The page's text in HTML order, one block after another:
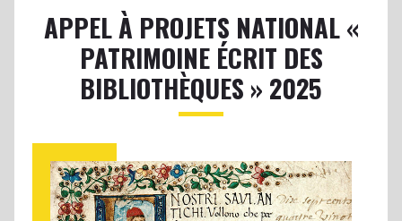
APPEL À PROJETS NATIONAL «
PATRIMOINE ÉCRIT DES
BIBLIOTHÈQUES » 2025